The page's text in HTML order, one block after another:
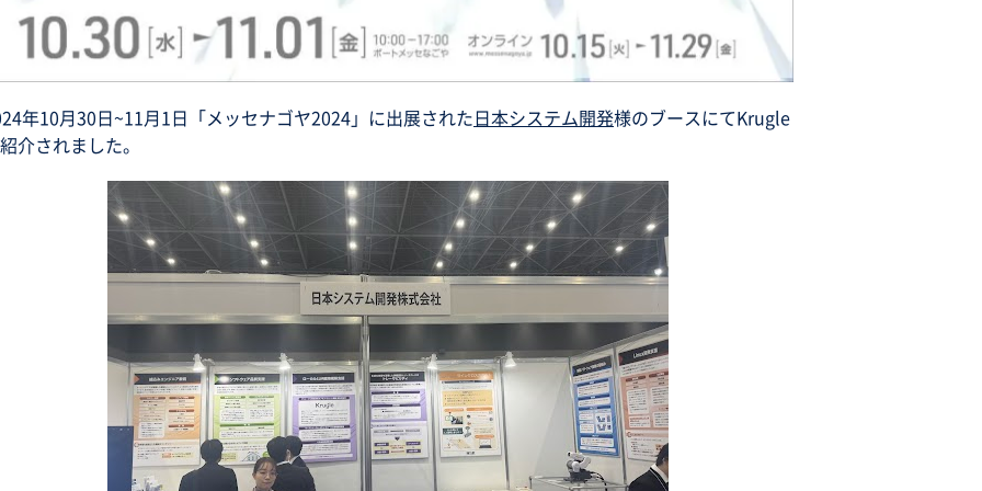
年10月30日~11月1日「メッセナゴヤ2024」に出展された日本システム開発様のブースにてKrugle
介されました。